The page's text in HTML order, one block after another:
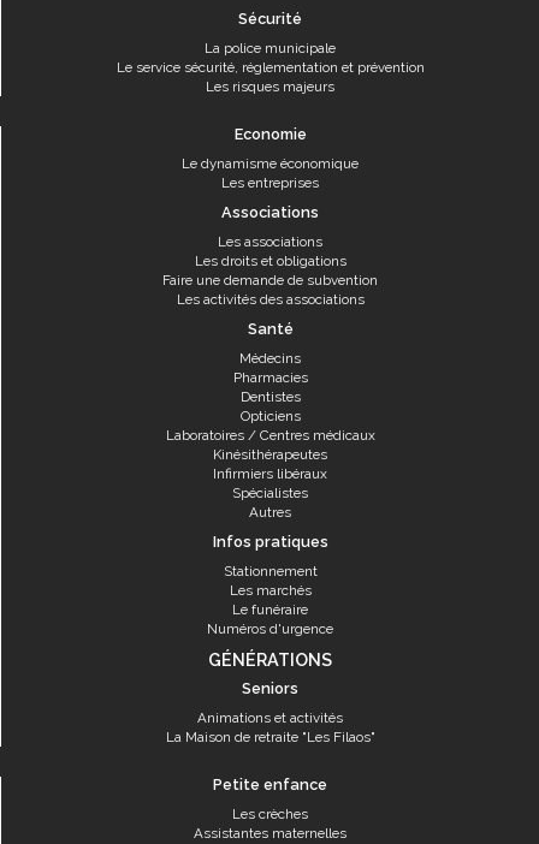
Sécurité
La police municipale
Le service sécurité, réglementation et prévention
Les risques majeurs
Economie
Le dynamisme économique
Les entreprises
Associations
Les associations
Les droits et obligations
Faire une demande de subvention
Les activités des associations
Santé
Médecins
Pharmacies
Dentistes
Opticiens
Laboratoires / Centres médicaux
Kinésithérapeutes
Infirmiers libéraux
Spécialistes
Autres
Infos pratiques
Stationnement
Les marchés
Le funéraire
Numéros d'urgence
GÉNÉRATIONS
Seniors
Animations et activités
La Maison de retraite "Les Filaos"
Petite enfance
Les crèches
Assistantes maternelles